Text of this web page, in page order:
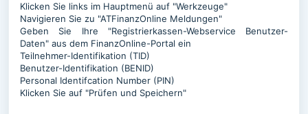
Klicken Sie links im Hauptmenü auf "Werkzeuge"
Navigieren Sie zu "ATFinanzOnline Meldungen"
Geben Sie Ihre "Registrierkassen-Webservice Benutzer-
Daten" aus dem FinanzOnline-Portal ein
Teilnehmer-Identifikation (TID)
Benutzer-Identifikation (BENID)
Personal Identifcation Number (PIN)
Klicken Sie auf "Prüfen und Speichern"